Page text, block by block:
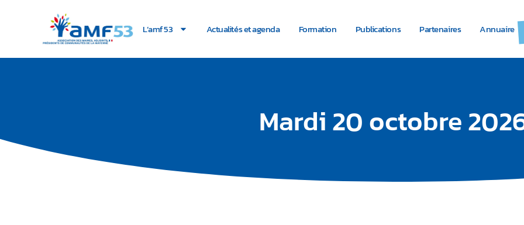
L’amf 53 Actualités et agenda Formation Publications Partenaires Annuaire
Mardi 20 octobre